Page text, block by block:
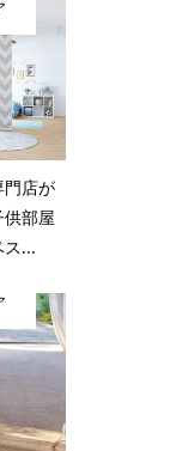
門店が
部屋
ス...